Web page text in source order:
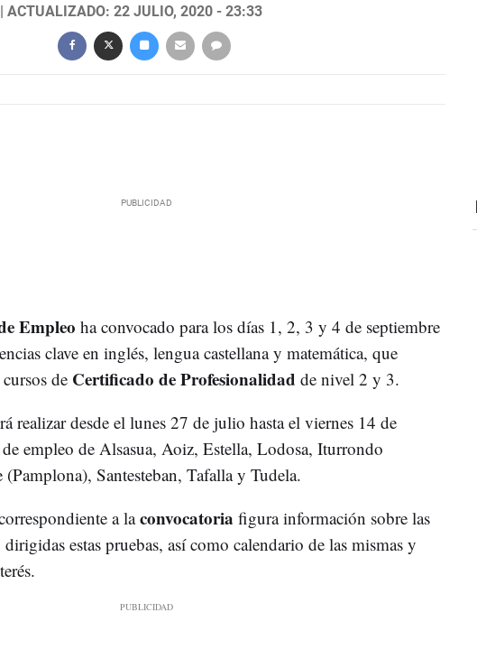
ACTUALIZADO: 22 JULIO, 2020 - 23:33
Empleo ha convocado para los días 1, 2, 3 y 4 de septiembre
clave en inglés, lengua castellana y matemática, que
de Certificado de Profesionalidad de nivel 2 y 3.
realizar desde el lunes 27 de julio hasta el viernes 14 de
de empleo de Alsasua, Aoiz, Estella, Lodosa, Iturrondo
Santesteban, Tafalla y Tudela.
a laconvocatoria figura información sobre las
estas pruebas, así como calendario de las mismas y